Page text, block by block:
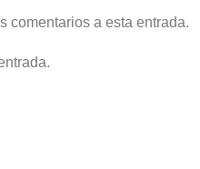
comentarios a esta entrada.